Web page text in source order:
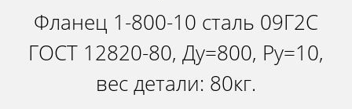
Фланец 1-800-10 сталь 09Г2С
ГОСТ 12820-80, Ду=800, Ру=10,
вес детали: 80кг.